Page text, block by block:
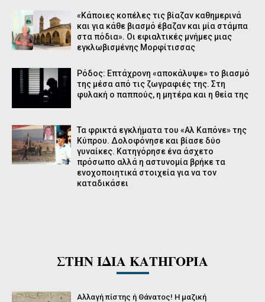
«Κάποιες κοπέλες τις βίαζαν καθημερινά
και για κάθε βιασμό έβαζαν και μία στάμπα
στα πόδια». Οι εφιαλτικές μνήμες μιας
εγκλωβισμένης Μορφίτισσας
Ρόδος: Επτάχρονη «αποκάλυψε» το βιασμό
της μέσα από τις ζωγραφιές της. Στη
φυλακή ο παππούς, η μητέρα και η θεία της
Τα φρικτά εγκλήματα του «Αλ Καπόνε» της
Κύπρου. Δολοφόνησε και βίασε δύο
γυναίκες. Κατηγόρησε ένα άσχετο
πρόσωπο αλλά η αστυνομία βρήκε τα
ενοχοποιητικά στοιχεία για να τον
καταδικάσει
ΣΤΗΝ ΙΔΙΑ ΚΑΤΗΓΟΡΙΑ
Αλλαγή πίστης ή Θάνατος! Η μαζική